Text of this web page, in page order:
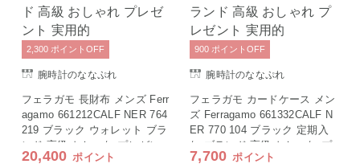
腕時計のななぷれ
フェラガモ 長財布 メンズ Ferr
agamo 661212CALF NER 764
219 ブラック ウォレット ブラ
ンド 高級 おしゃれ プレゼン
ト 実用的
20,400 ポイント
2,300 ポイント OFF
腕時計のななぷれ
フェラガモ カードケース メン
ズ Ferragamo 661332CALF N
ER 770 104 ブラック 定期入
れ ブランド 高級 おしゃれ プ
レゼント 実用的
7,700 ポイント
900 ポイント OFF